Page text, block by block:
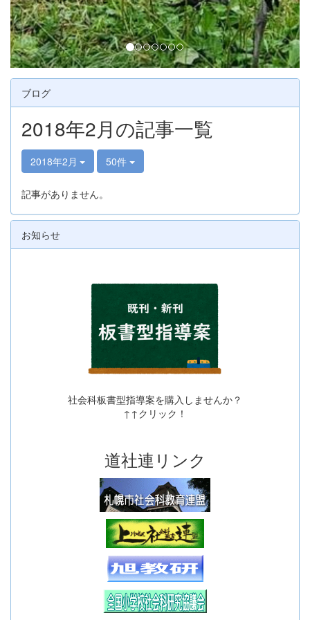
ブログ
2018年2月の記事一覧
2018年2月 50件
記事がありません。
お知らせ
社会科板書型指導案を購入しませんか？
↑↑クリック！
道社連リンク